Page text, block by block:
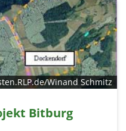
Winand Schmitz
Bitburg